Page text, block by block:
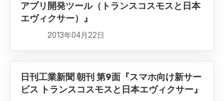
アプリ開発ツール（トランスコスモスと日本
エヴィクサー）』
2013年04月22日
日刊工業新聞 朝刊 第9面『スマホ向け新サー
ビス トランスコスモスと日本エヴィクサー』